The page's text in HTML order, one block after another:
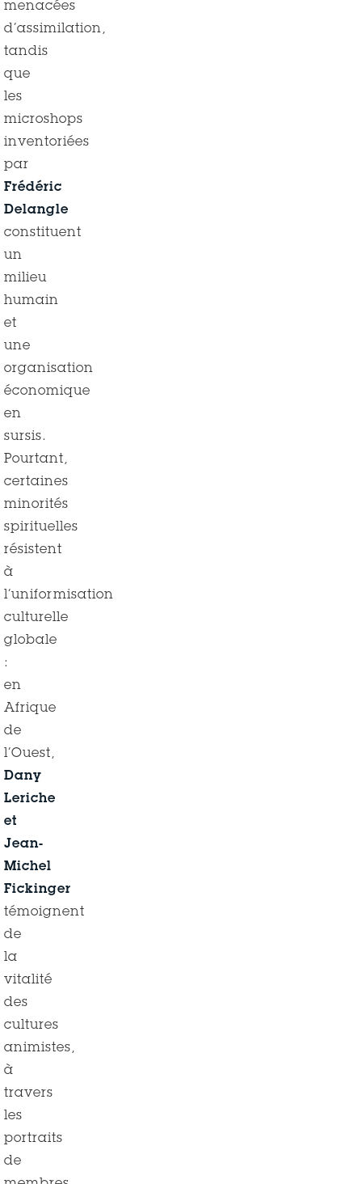
menacées
d’assimilation,
tandis
que
les
microshops
inventoriées
par
Frédéric
Delangle
constituent
un
milieu
humain
et
une
organisation
économique
en
sursis.
Pourtant,
certaines
minorités
spirituelles
résistent
à
l’uniformisation
culturelle
globale
:
en
Afrique
de
l’Ouest,
Dany
Leriche
et
Jean-
Michel
Fickinger
témoignent
de
la
vitalité
des
cultures
animistes,
à
travers
les
portraits
de